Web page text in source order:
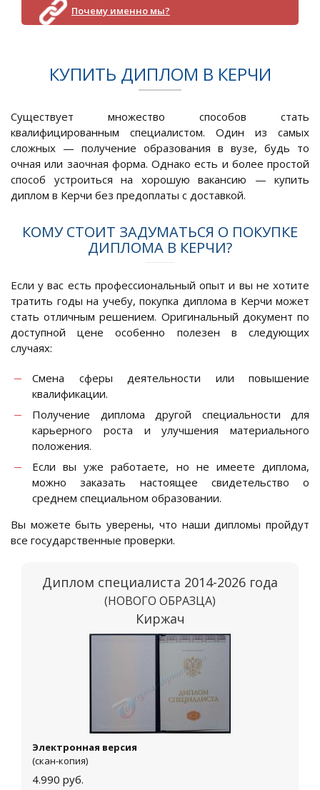
Почему именно мы?
КУПИТЬ ДИПЛОМ В КЕРЧИ
Существует множество способов стать
квалифицированным специалистом. Один из самых
сложных — получение образования в вузе, будь то
очная или заочная форма. Однако есть и более простой
способ устроиться на хорошую вакансию — купить
диплом в Керчи без предоплаты с доставкой.
КОМУ СТОИТ ЗАДУМАТЬСЯ О ПОКУПКЕ
ДИПЛОМА В КЕРЧИ?
Если у вас есть профессиональный опыт и вы не хотите
тратить годы на учебу, покупка диплома в Керчи может
стать отличным решением. Оригинальный документ по
доступной цене особенно полезен в следующих
случаях:
Смена сферы деятельности или повышение
квалификации.
Получение диплома другой специальности для
карьерного роста и улучшения материального
положения.
Если вы уже работаете, но не имеете диплома,
можно заказать настоящее свидетельство о
среднем специальном образовании.
Вы можете быть уверены, что наши дипломы пройдут
все государственные проверки.
Диплом специалиста 2014-2026 года
(НОВОГО ОБРАЗЦА)
Киржач
Электронная версия
(скан-копия)
4.990 руб.